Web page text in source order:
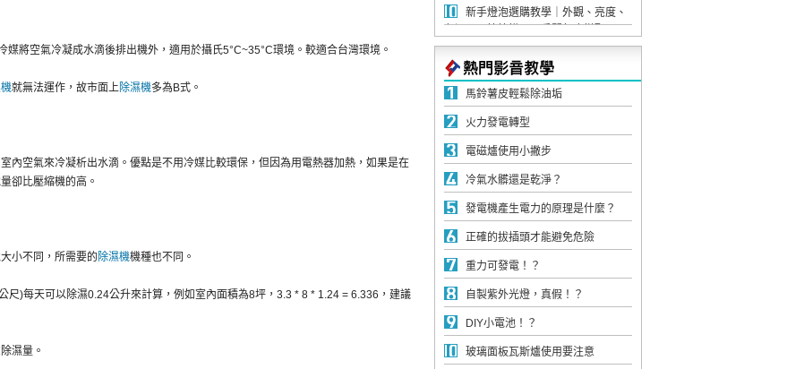
將空氣冷凝成水滴後排出機外，適用於攝氏5°C~35°C環境。較適合台灣環境。
就無法運作，故市面上除濕機多為B式。
內空氣來冷凝析出水滴。優點是不用冷媒比較環保，但因為用電熱器加熱，如果是在
卻比壓縮機的高。
小不同，所需要的 除濕機機種也不同。
尺)每天可以除濕0.24公升來計算，例如室內面積為8坪，3.3 * 8 * 1.24 = 6.336，建議
濕量。
新手燈泡選購教學｜外觀、亮度、
馬鈴薯皮輕鬆除油垢
火力發電轉型
電磁爐使用小撇步
冷氣水髒還是乾淨？
發電機產生電力的原理是什麼？
正確的拔插頭才能避免危險
重力可發電！？
自製紫外光燈，真假！？
DIY小電池！？
玻璃面板瓦斯爐使用要注意